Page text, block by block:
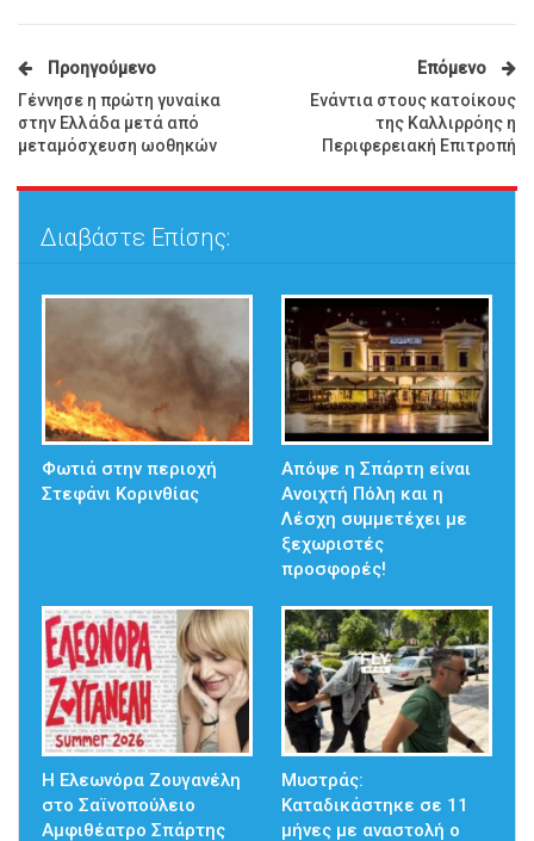
Προηγούμενο
Γέννησε η πρώτη γυναίκα
στην Ελλάδα μετά από
μεταμόσχευση ωοθηκών
Επόμενο
Ενάντια στους κατοίκους
της Καλλιρρόης η
Περιφερειακή Επιτροπή
Διαβάστε Επίσης:
Φωτιά στην περιοχή
Στεφάνι Κορινθίας
Απόψε η Σπάρτη είναι
Ανοιχτή Πόλη και η
Λέσχη συμμετέχει με
ξεχωριστές
προσφορές!
Η Ελεωνόρα Ζουγανέλη
στο Σαϊνοπούλειο
Αμφιθέατρο Σπάρτης
Μυστράς:
Καταδικάστηκε σε 11
μήνες με αναστολή ο